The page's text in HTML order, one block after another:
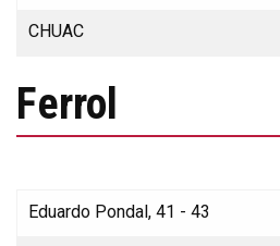
CHUAC
Ferrol
Eduardo Pondal, 41 - 43